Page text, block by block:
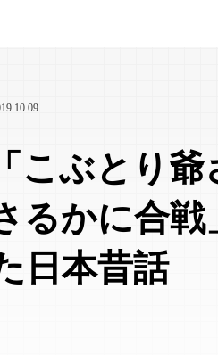
こぶとり爺
るかに合戦
日本昔話